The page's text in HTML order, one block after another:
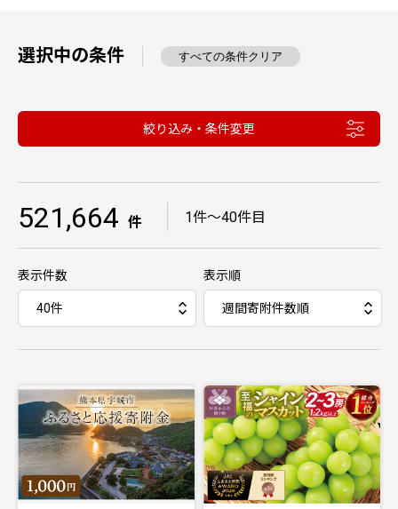
選択中の条件 すべての条件クリア
絞り込み・条件変更
521,664 件 1件〜40件目
表示件数 表示順